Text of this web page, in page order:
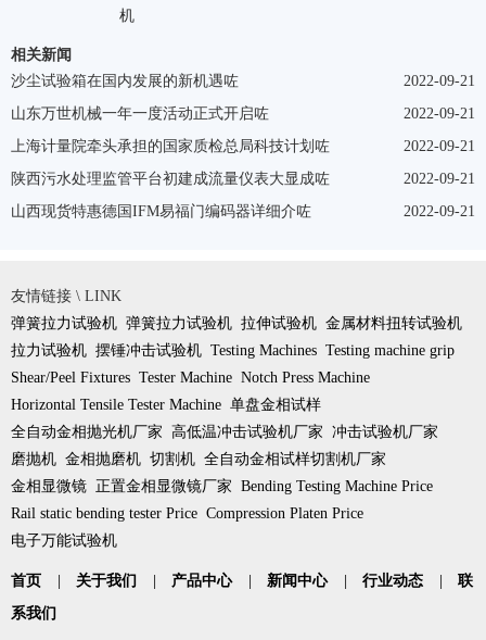
机
相关新闻
2022-09-21
沙尘试验箱在国内发展的新机遇咗
2022-09-21
山东万世机械一年一度活动正式开启咗
2022-09-21
上海计量院牵头承担的国家质检总局科技计划咗
2022-09-21
陕西污水处理监管平台初建成流量仪表大显成咗
2022-09-21
山西现货特惠德国IFM易福门编码器详细介咗
友情链接 \ LINK
弹簧拉力试验机 弹簧拉力试验机 拉伸试验机 金属材料扭转试验机
拉力试验机 摆锤冲击试验机 Testing Machines Testing machine grip
Shear/Peel Fixtures Tester Machine Notch Press Machine
Horizontal Tensile Tester Machine 单盘金相试样
全自动金相抛光机厂家 高低温冲击试验机厂家 冲击试验机厂家
磨抛机 金相抛磨机 切割机 全自动金相试样切割机厂家
金相显微镜 正置金相显微镜厂家 Bending Testing Machine Price
Rail static bending tester Price Compression Platen Price
电子万能试验机
首页 关于我们 产品中心 新闻中心 行业动态
联
系我们